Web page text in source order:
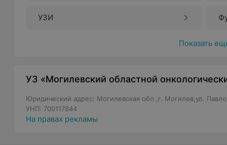
УЗИ
Показать
УЗ «Могилевский областной
Юридический адрес: Могилевская обл.,г. Могилев,ул.
УНП: 700117844
На правах рекламы